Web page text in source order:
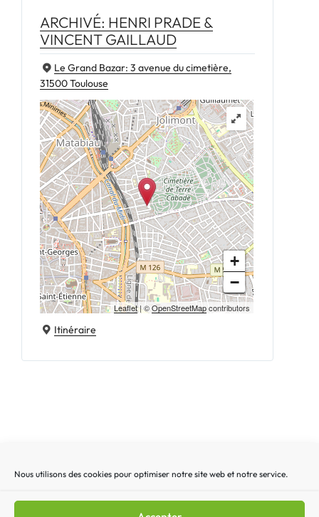
Nous utilisons des cookies pour optimiser notre site web et notre service.
ARCHIVÉ: HENRI PRADE &
VINCENT GAILLAUD
Le Grand Bazar: 3 avenue du cimetière,
31500 Toulouse
+
−
Leaflet| ©OpenStreetMapcontributors
Itinéraire
Recherche